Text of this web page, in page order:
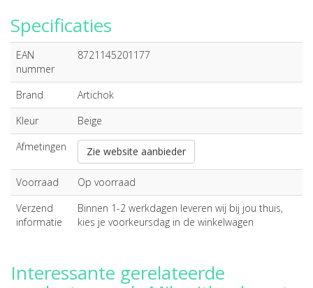
Specificaties
EAN
nummer
8721145201177
Brand
Artichok
Kleur
Beige
Afmetingen
Zie website aanbieder
Voorraad
Op voorraad
Verzend
informatie
Binnen 1-2 werkdagen leveren wij bij jou thuis,
kies je voorkeursdag in de winkelwagen
Interessante gerelateerde